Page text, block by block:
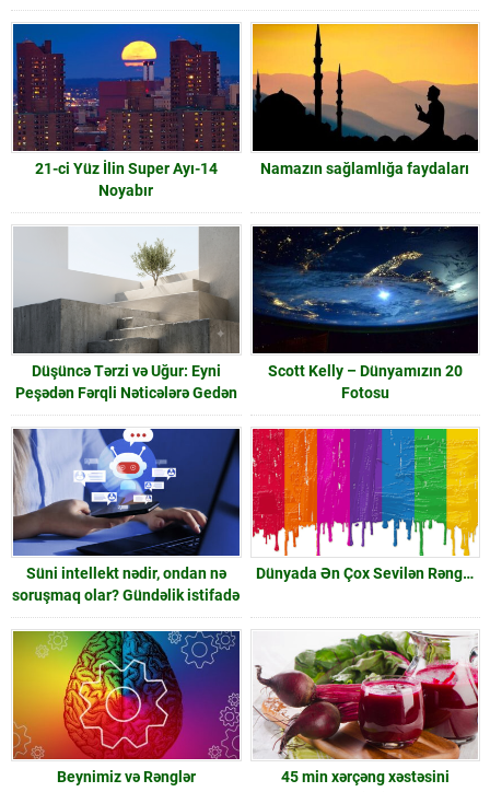
21-ci Yüz İlin Super Ayı-14
Noyabır
Namazın sağlamlığa faydaları
Düşüncə Tərzi və Uğur: Eyni
Peşədən Fərqli Nəticələrə Gedən
Yol
Scott Kelly – Dünyamızın 20
Fotosu
Süni intellekt nədir, ondan nə
soruşmaq olar? Gündəlik istifadə
Dünyada Ən Çox Sevilən Rəng…
Beynimiz və Rənglər
45 min xərçəng xəstəsini